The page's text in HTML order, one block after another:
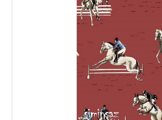
بانک، بیمه و سرمایه
مسکن و ساختمان